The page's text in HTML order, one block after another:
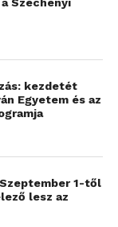
Széchenyi
kezdetét
Egyetem és az
1-től
lesz az